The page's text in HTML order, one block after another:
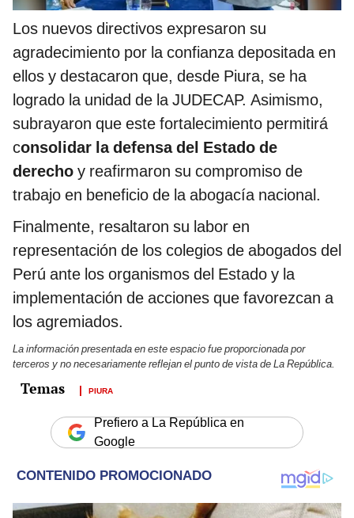
Los nuevos directivos expresaron su
agradecimiento por la confianza depositada en
ellos y destacaron que, desde Piura, se ha
logrado la unidad de la JUDECAP. Asimismo,
subrayaron que este fortalecimiento permitirá
consolidar la defensa del Estado de
derecho y reafirmaron su compromiso de
trabajo en beneficio de la abogacía nacional.
Finalmente, resaltaron su labor en
representación de los colegios de abogados del
Perú ante los organismos del Estado y la
implementación de acciones que favorezcan a
los agremiados.
La información presentada en este espacio fue proporcionada por
terceros y no necesariamente reflejan el punto de vista de La República.
PIURA
Prefiero a La República en
Google